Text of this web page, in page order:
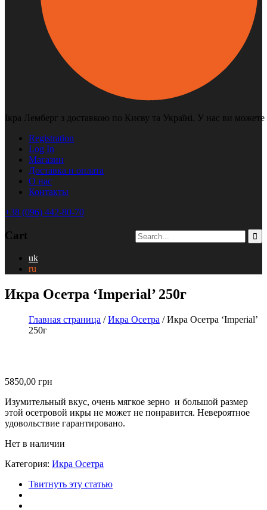
Ікра Лемберг з доставкою по Києву та Україні. У нас ви
Registration
Log In
Магазин
Доставка и оплата
О нас
Контакты
+38 (096) 442-80-70
Cart
uk
ru
Икра Осетра ‘Imperial’ 250г
Главная страница /Икра Осетра / Икра Осетра ‘Imperial’
250г
5850,00 грн
Изумительный вкус, очень мягкое зерно и большой размер
этой осетровой икры не может не понравится. Невероятное
удовольствие гарантировано.
Нет в наличии
Категория: Икра Осетра
Твитнуть эту статью